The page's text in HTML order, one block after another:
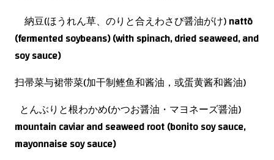
納豆(ほうれん草、のりと合えわさび醤油がけ)nattō
(fermented soybeans) (with spinach, dried seaweed, and
soy sauce)
扫帚菜与裙带菜(加干制鲣鱼和酱油，或蛋黄酱和酱油)
とんぶりと根わかめ(かつお醤油・マヨネーズ醤油)
mountain caviar and seaweed root (bonito soy sauce,
mayonnaise soy sauce)